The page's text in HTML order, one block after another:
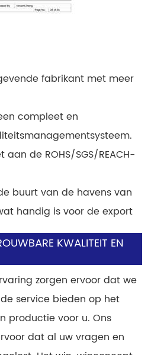
fabrikant met meer
compleet en
de ROHS/SGS/REACH-
buurt van de havens van
handig is voor de export
KWALITEIT EN
zorgen ervoor dat we
service bieden op het
productie voor u. Ons
dat al uw vragen en